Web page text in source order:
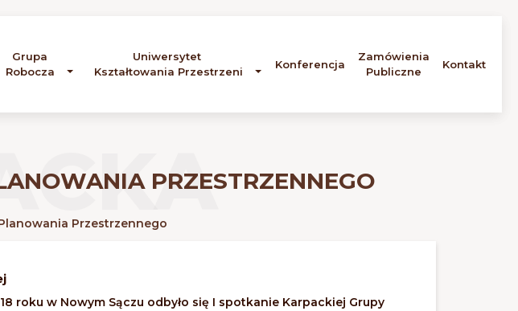
Grupa
Robocza
Uniwersytet
Kształtowania Przestrzeni
Konferencja
Zamówienia
Publiczne
Kontakt
PRZESTRZENNEGO
Przestrzennego
roku w Nowym Sączu odbyło się I spotkanie Karpackiej Grupy